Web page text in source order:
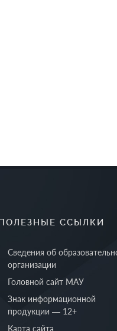
ССЫЛКИ
Сведения об
организации
Головной сайт МАУ
Знак информационной
продукции — 12+
Карта сайта